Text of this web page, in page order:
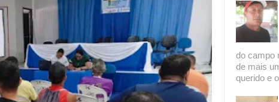
do campo
de mais
querido e